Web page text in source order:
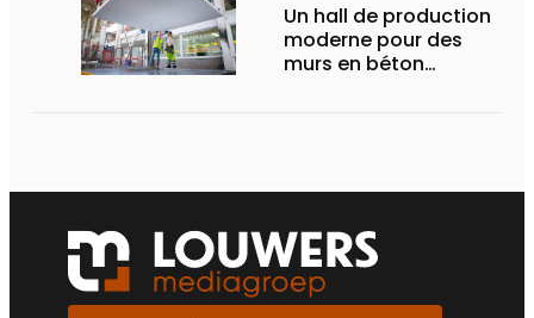
Un hall de production
moderne pour des
murs en béton